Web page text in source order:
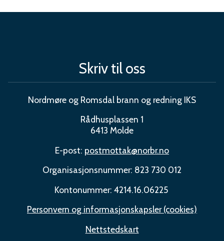
g
S
Skriv til oss
Nordmøre og Romsdal brann og redning IKS
Rådhusplassen 1
6413 Molde
E-post: postmottak@norbr.no
Organisasjonsnummer: 823 730 012
Kontonummer: 4214.16.06225
Personvern og informasjonskapsler (cookies)
Nettstedskart